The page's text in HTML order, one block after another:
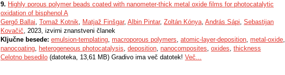
9. Highly porous polymer beads coated with nanometer-thick metal oxide films for photocatalytic
oxidation of bisphenol A
Gergő Ballai, Tomaž Kotnik, Matjaž Finšgar, Albin Pintar, Zoltán Kónya, András Sápi, Sebastijan
Kovačič, 2023, izvirni znanstveni članek
Ključne besede: emulsion-templating, macroporous polymers, atomic-layer-deposition, metal-oxide,
nanocoating, heterogeneous photocatalysis, deposition, nanocomposites, oxides, thickness
Celotno besedilo (datoteka, 13,61 MB) Gradivo ima več datotek! Več...